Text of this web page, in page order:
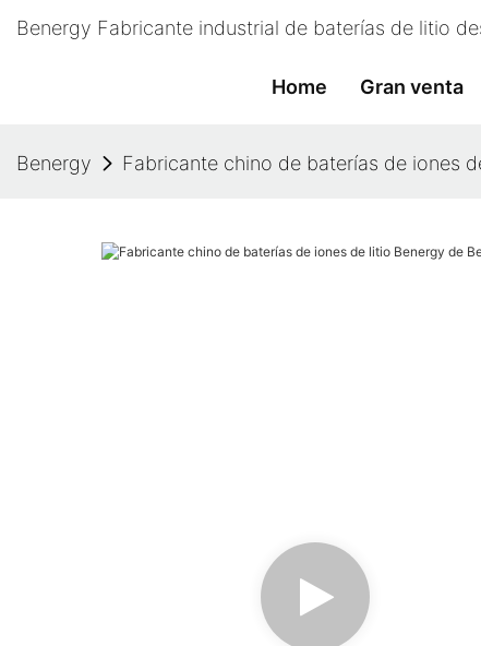
Benergy Fabricante industrial de baterías de litio
Home Gran venta
Benergy Fabricante chino de baterías de iones